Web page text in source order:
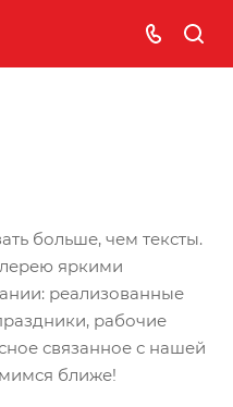
больше, чем тексты.
яркими
реализованные
рабочие
связанное с нашей
ближе!